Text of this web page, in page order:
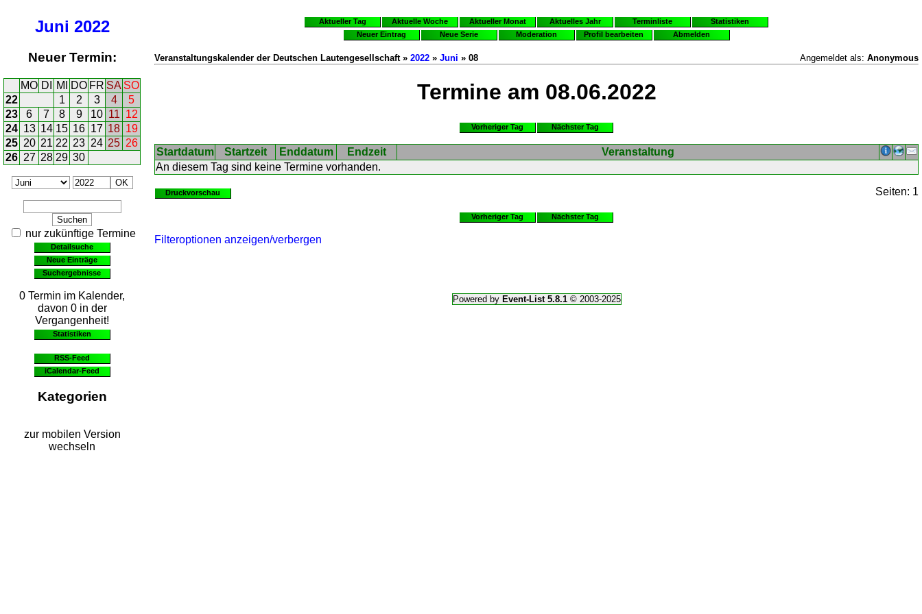
Juni 2022
Neuer Termin:
MO DI MI DO FR SA SO
22
1 2 3 4
5
23
6 7 8 9 10 11 12
24 13 14 15 16 17 18 19
25 20 21 22 23 24 25 26
26 27 28 29 30
nur zukünftige Termine
Detailsuche
Neue Einträge
Suchergebnisse
0 Termin im Kalender,
davon 0 in der
Vergangenheit!
Statistiken
RSS-Feed
iCalendar-Feed
Kategorien
zur mobilen Version
wechseln
Aktueller Tag Aktuelle Woche Aktueller Monat Aktuelles Jahr Terminliste
Statistiken
Neuer Eintrag
Neue Serie Moderation Profil bearbeiten Abmelden
Veranstaltungskalender der Deutschen Lautengesellschaft » 2022 » Juni » 08 Angemeldet als: Anonymous
Termine am 08.06.2022
Vorheriger Tag Nächster Tag
Startdatum Startzeit Enddatum Endzeit
Veranstaltung
An diesem Tag sind keine Termine vorhanden.
Druckvorschau Seiten: 1
Vorheriger Tag Nächster Tag
Filteroptionen anzeigen/verbergen
Powered by Event-List 5.8.1© 2003-2025